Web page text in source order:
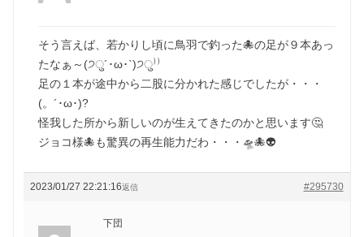
そう言えば、若かりし頃に鳥羽で釣った🐙の足が９本あっ
たなぁ～(੭ु´･ω･`)੭ु⁾⁾
足の１本が途中から二股に分かれた感じでしたが・・・
(。´･ω･)?
怪我した所から新しいのが生えてきたのかと思います🤔
ジョコ様🐙も驚異の再生能力だわ・・・🛸🐙👽
2023/01/27 22:21:16 #295730
返信
下団